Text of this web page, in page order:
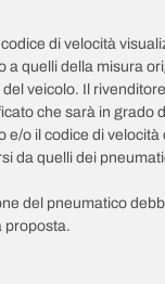
codice di velocità
a quelli della misura
veicolo. Il
che sarà in grado
e/o il codice di
da quelli dei
del pneumatico
proposta.